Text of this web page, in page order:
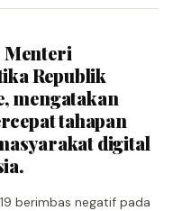
Menteri
Republik
mengatakan
tahapan
digital
berimbas negatif pada